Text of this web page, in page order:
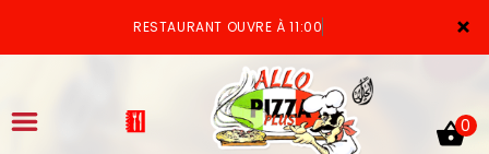
×
RESTAURANT OUVRE À 11:00
0